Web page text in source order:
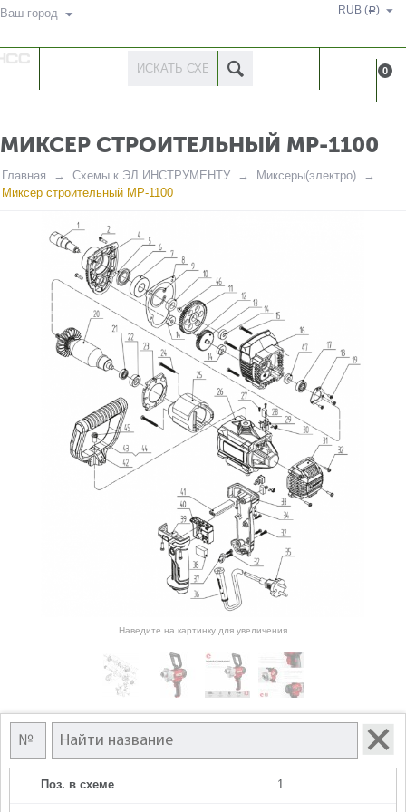
Ваш город RUB (Р)
0
МИКСЕР СТРОИТЕЛЬНЫЙ МР-1100
Главная Схемы к ЭЛ.ИНСТРУМЕНТУ
Миксеры(электро)
Миксер строительный МР-1100
Наведите на картинку для увеличения
Поз. в схеме 1